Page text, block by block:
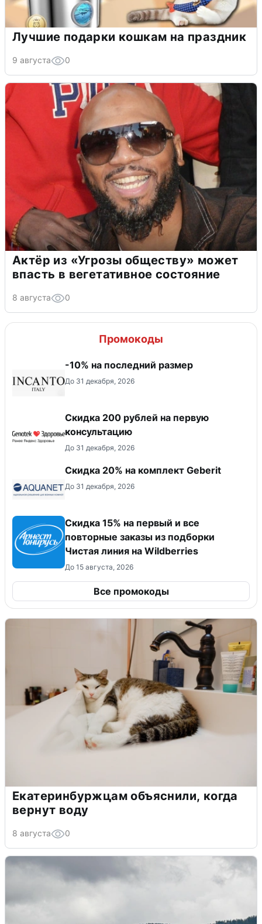
Лучшие подарки кошкам на праздник
9 августа 0
Актёр из «Угрозы обществу» может
впасть в вегетативное состояние
8 августа 0
Промокоды
-10% на последний размер
До 31 декабря, 2026
Скидка 200 рублей на первую
консультацию
До 31 декабря, 2026
Скидка 20% на комплект Geberit
До 31 декабря, 2026
Скидка 15% на первый и все
повторные заказы из подборки
Чистая линия на Wildberries
До 15 августа, 2026
Все промокоды
Екатеринбуржцам объяснили, когда
вернут воду
8 августа 0